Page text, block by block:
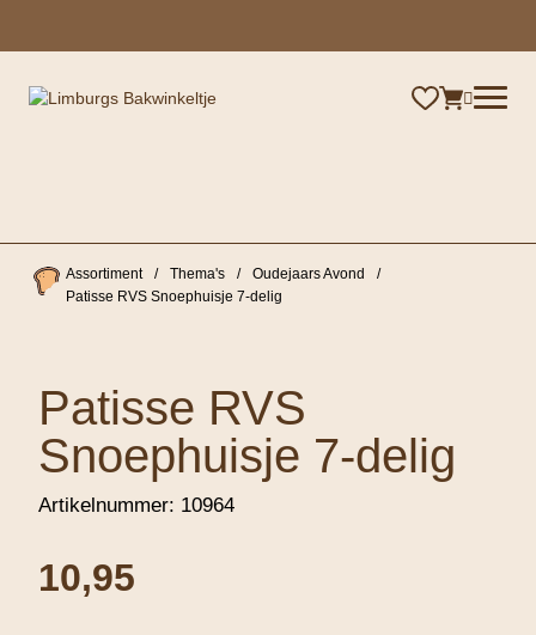
Assortiment / Thema's / Oudejaars Avond
/
Patisse RVS Snoephuisje 7-delig
Patisse RVS
Snoephuisje 7-delig
Artikelnummer: 10964
10,95